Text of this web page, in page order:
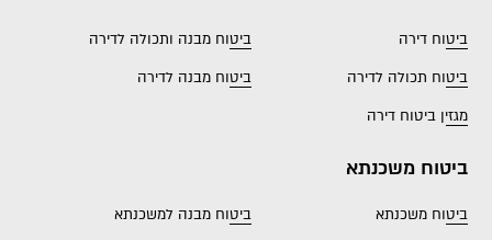
ביטוח דירה
ביטוח מבנה ותכולה לדירה
ביטוח תכולה לדירה
ביטוח מבנה לדירה
מגזין ביטוח דירה
ביטוח משכנתא
ביטוח משכנתא
ביטוח מבנה למשכנתא